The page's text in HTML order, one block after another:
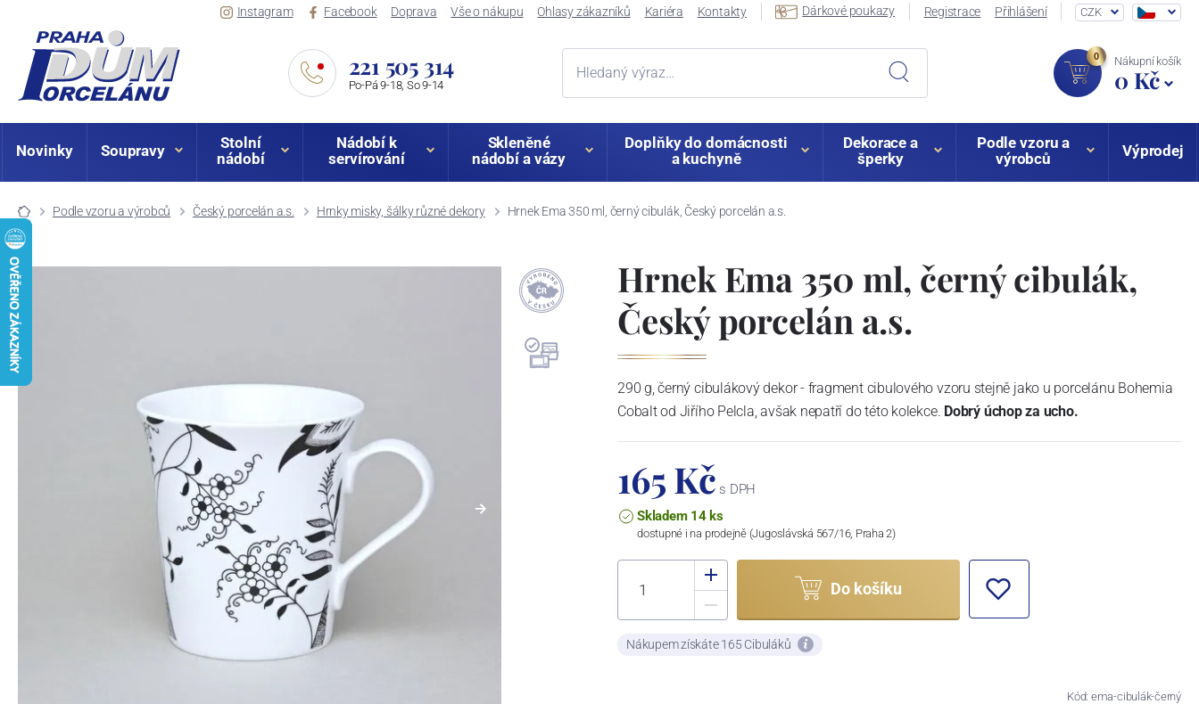
Instagram Facebook Doprava Vše o nákupu Ohlasy zákazníků Kariéra Kontakty Dárkové poukazy Registrace Přihlášení CZK
221 505 314
Po-Pá 9-18, So 9-14
0 Nákupní košík
0 Kč
Novinky Soupravy
Stolní
nádobí
Nádobí k
servírování
Skleněné
nádobí a vázy
Doplňky do domácnosti
a kuchyně
Dekorace a
šperky
Podle vzoru a
výrobců
Výprodej
Podle vzoru a výrobců Český porcelán a.s. Hrnky misky, šálky různé dekory Hrnek Ema 350 ml, černý cibulák, Český porcelán a.s.
Hrnek Ema 350 ml, černý cibulák,
Český porcelán a.s.
290 g, černý cibulákový dekor - fragment cibulového vzoru stejně jako u porcelánu Bohemia
Cobalt od Jiřího Pelcla, avšak nepatří do této kolekce. Dobrý úchop za ucho.
165 Kč s DPH
Skladem 14 ks
dostupné i na prodejně (Jugoslávská 567/16, Praha 2)
Do košíku
Nákupem získáte 165 Cibuláků
Kód: ema-cibulák-černý